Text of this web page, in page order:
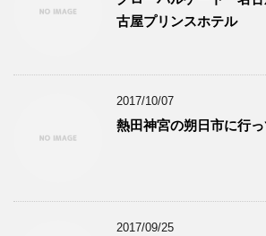
古屋プリンスホテル
2017/10/07
熱田神宮の朔日市に行っ
2017/09/25